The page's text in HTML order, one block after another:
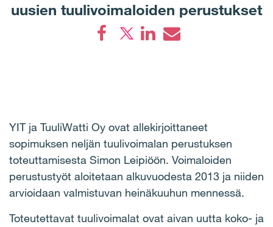
uusien tuulivoimaloiden perustukset
YIT ja TuuliWatti Oy ovat allekirjoittaneet
sopimuksen neljän tuulivoimalan perustuksen
toteuttamisesta Simon Leipiöön. Voimaloiden
perustustyöt aloitetaan alkuvuodesta 2013 ja niiden
arvioidaan valmistuvan heinäkuuhun mennessä.
Toteutettavat tuulivoimalat ovat aivan uutta koko- ja